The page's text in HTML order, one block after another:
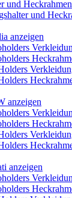
und Heckrahmen
und
anzeigen
anzeigen
anzeigen